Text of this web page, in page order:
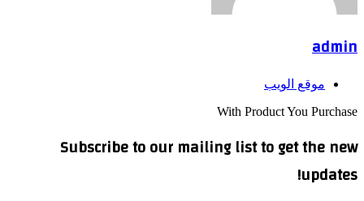
admin
موقع الويب
With Product You Purchase
Subscribe to our mailing list to get the new
updates!